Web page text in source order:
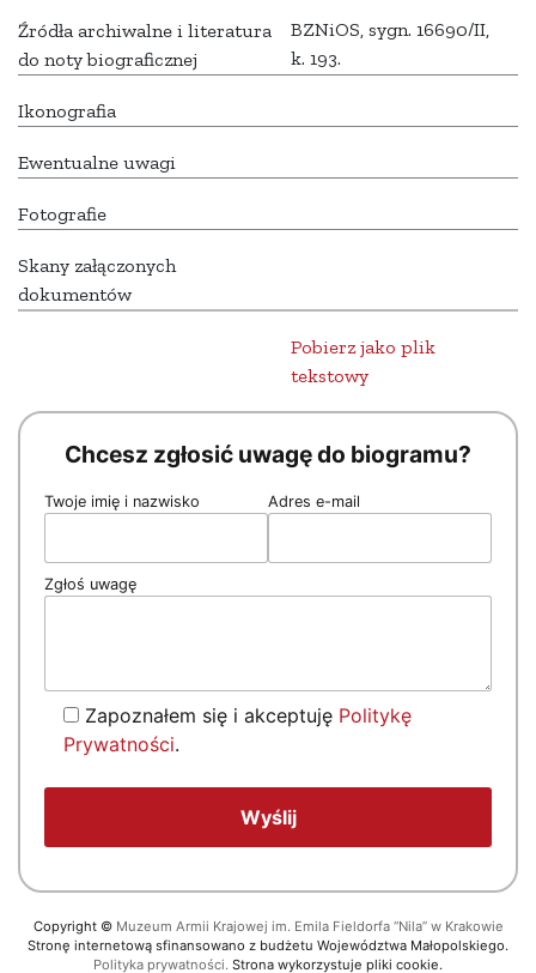
Źródła archiwalne i literatura
do noty biograficznej
BZNiOS, sygn. 16690/II,
k. 193.
Ikonografia
Ewentualne uwagi
Fotografie
Skany załączonych
dokumentów
Pobierz jako plik
tekstowy
Chcesz zgłosić uwagę do biogramu?
Twoje imię i nazwisko Adres e-mail
Zgłoś uwagę
Zapoznałem się i akceptuję Politykę
Prywatności.
Copyright © Muzeum Armii Krajowej im. Emila Fieldorfa “Nila” w Krakowie
Stronę internetową sfinansowano z budżetu Województwa Małopolskiego.
Polityka prywatności. Strona wykorzystuje pliki cookie.